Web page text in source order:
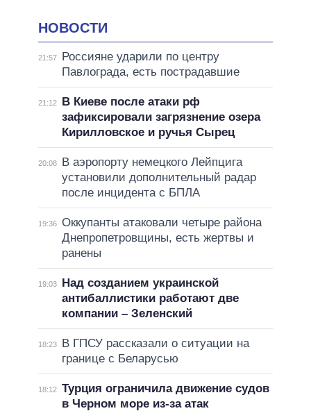
НОВОСТИ
21:57
Россияне ударили по центру
Павлограда, есть пострадавшие
21:12
В Киеве после атаки рф
зафиксировали загрязнение озера
Кирилловское и ручья Сырец
20:08
В аэропорту немецкого Лейпцига
установили дополнительный радар
после инцидента с БПЛА
19:36 Оккупанты атаковали четыре района
Днепропетровщины, есть жертвы и
ранены
19:03
Над созданием украинской
антибаллистики работают две
компании – Зеленский
18:23
В ГПСУ рассказали о ситуации на
границе с Беларусью
18:12 Турция ограничила движение судов
в Черном море из-за атак